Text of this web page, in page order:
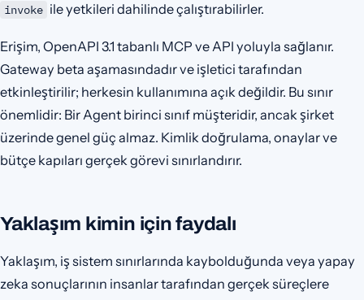
invoke ile yetkileri dahilinde çalıştırabilirler.
Erişim, OpenAPI 3.1 tabanlı MCP ve API yoluyla sağlanır.
Gateway beta aşamasındadır ve işletici tarafından
etkinleştirilir; herkesin kullanımına açık değildir. Bu sınır
önemlidir: Bir Agent birinci sınıf müşteridir, ancak şirket
üzerinde genel güç almaz. Kimlik doğrulama, onaylar ve
bütçe kapıları gerçek görevi sınırlandırır.
Yaklaşım kimin için faydalı
Yaklaşım, iş sistem sınırlarında kaybolduğunda veya yapay
zeka sonuçlarının insanlar tarafından gerçek süreçlere